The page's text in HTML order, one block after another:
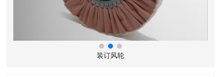
装订风轮